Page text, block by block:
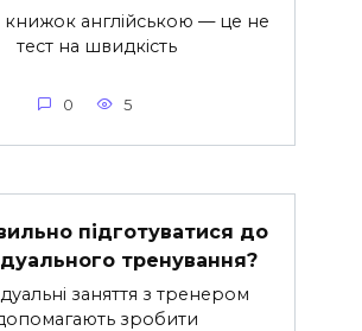
книжок англійською — це не
тест на швидкість
0 5
підготуватися до
тренування?
заняття з тренером
зробити